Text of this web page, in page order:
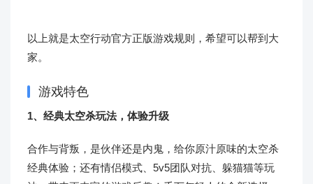
以上就是太空行动官方正版游戏规则，希望可以帮到大
家。
游戏特色
1、经典太空杀玩法，体验升级
合作与背叛，是伙伴还是内鬼，给你原汁原味的太空杀
经典体验；还有情侣模式、5v5团队对抗、躲猫猫等玩